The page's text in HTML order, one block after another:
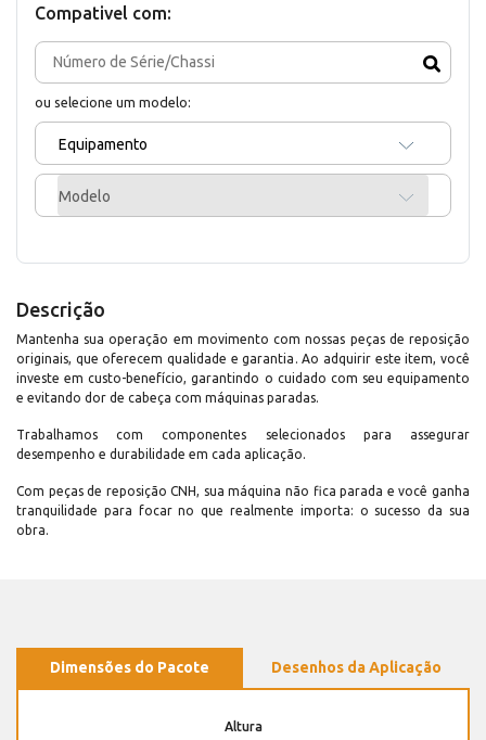
Compativel com:
ou selecione um modelo:
Equipamento
Modelo
Descrição
Mantenha sua operação em movimento com nossas peças de reposição
originais, que oferecem qualidade e garantia. Ao adquirir este item, você
investe em custo-benefício, garantindo o cuidado com seu equipamento
e evitando dor de cabeça com máquinas paradas.
Trabalhamos com componentes selecionados para assegurar
desempenho e durabilidade em cada aplicação.
Com peças de reposição CNH, sua máquina não fica parada e você ganha
tranquilidade para focar no que realmente importa: o sucesso da sua
obra.
Dimensões do Pacote Desenhos da Aplicação
Altura